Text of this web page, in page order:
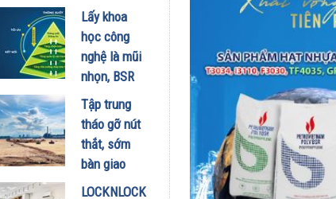
Trải
nghiệm
không gian
Lifestyle
Icy Bar thời
thượng đổ
bộ 6 tỉnh
thành mùa
hè này
10/07/2026
Lấy khoa
học công
nghệ là mũi
nhọn, BSR
kiến tạo
NMLD
Dung Quất
thành nhà
máy thông
Tập trung
tháo gỡ nút
thắt, sớm
bàn giao
mặt bằng
LOCKNLOCK